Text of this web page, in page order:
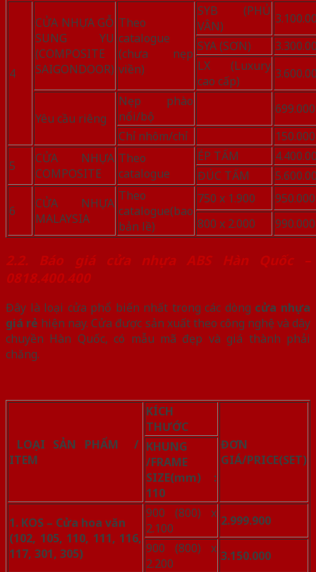
4
CỬA NHỰA GỖ
SUNG YU
(COMPOSITE
SAIGONDOOR)
Theo
catalogue
(chưa nẹp
viền)
SYB (PHỦ
VÂN)
SYA (SƠN)
LX (Luxury
cao cấp)
Yêu cầu riêng
Nẹp phào
nổi/bộ
699.000
Chỉ nhôm/chỉ
150.000
5
CỬA NHỰA
COMPOSITE
Theo
catalogue
ÉP TẤM
ĐÚC TẤM
6
CỬA NHỰA
MALAYSIA
Theo
catalogue(bao
bản lề)
750 x 1.900
950.000
800 x 2.000
990.000
2.2. Báo giá cửa nhựa ABS Hàn Quốc –
0818.400.400
Đây là loại cửa phổ biến nhất trong các dòng cửa nhựa
giá rẻ hiện nay. Cửa được sản xuất theo công nghệ và dây
chuyền Hàn Quốc, có mẫu mã đẹp và giá thành phải
chăng.
LOẠI SẢN PHẨM /
ITEM
KÍCH
THƯỚC
ĐƠN
GIÁ/PRICE(SET)
KHUNG
/FRAME
SIZE(mm) :
110
1. KOS – Cửa hoa văn
(102, 105, 110, 111, 116,
117, 301, 305)
900 (800) x
2.100
2.999.900
900 (800) x
2.200
3.150.000